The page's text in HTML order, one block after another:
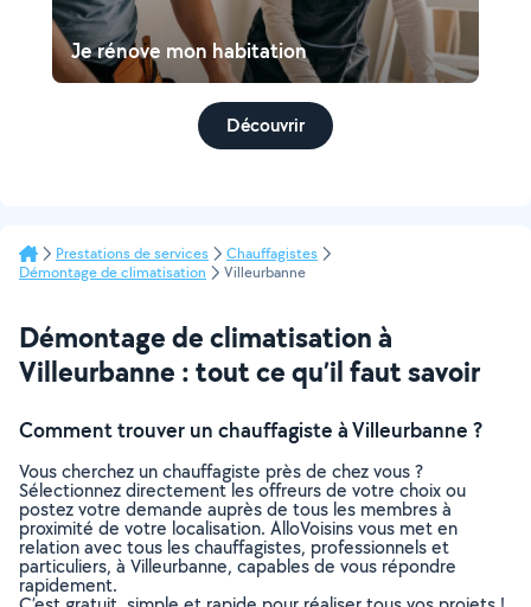
Je rénove mon habitation
Découvrir
Prestations de services
Chauffagistes
Démontage de climatisation
Villeurbanne
Démontage de climatisation à
Villeurbanne : tout ce qu’il faut savoir
Comment trouver un chauffagiste à Villeurbanne ?
Vous cherchez un chauffagiste près de chez vous ?
Sélectionnez directement les offreurs de votre choix ou
postez votre demande auprès de tous les membres à
proximité de votre localisation. AlloVoisins vous met en
relation avec tous les chauffagistes, professionnels et
particuliers, à Villeurbanne, capables de vous répondre
rapidement.